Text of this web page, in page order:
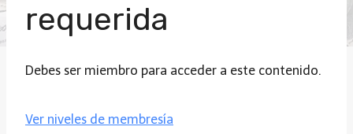
requerida
Debes ser miembro para acceder a este contenido.
Ver niveles de membresía